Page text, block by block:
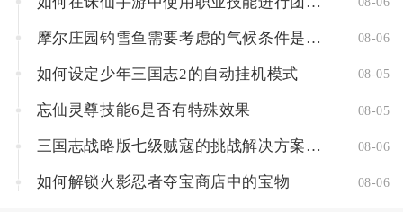
摩尔庄园钓雪鱼需要考虑的气候条件是什么 08-06
如何设定少年三国志2的自动挂机模式 08-05
忘仙灵尊技能6是否有特殊效果 08-05
三国志战略版七级贼寇的挑战解决方案是什么 08-06
如何解锁火影忍者夺宝商店中的宝物 08-06